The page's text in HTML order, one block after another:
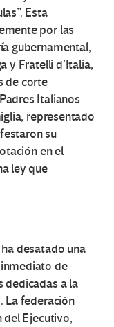
Esta
por las
gubernamental,
y Fratelli d’Italia,
de corte
Italianos
representado
su
en el
ley que
desatado una
de
dedicadas a la
La federación
del Ejecutivo,